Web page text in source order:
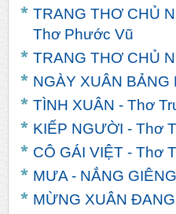
TRANG THƠ CHỦ
Thơ Phước Vũ
TRANG THƠ CHỦ
NGÀY XUÂN
TÌNH XUÂN - Thơ
KIẾP NGƯỜI - Thơ
CÔ GÁI VIỆT - Thơ
MƯA - NẮNG
MỪNG XUÂN